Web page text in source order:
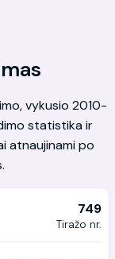
vykusio 2010-
statistika ir
atnaujinami po
749
Tiražo nr.